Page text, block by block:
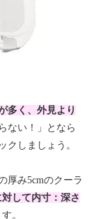
多く、外見より
ない！」となら
クしましょう。
厚み5cmのクーラ
して内寸：深さ
。